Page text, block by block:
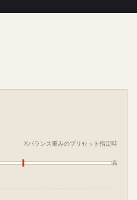
※バランス重みのプリセット指定時
高